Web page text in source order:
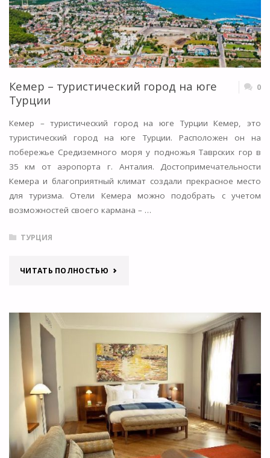
КУРОРТА"
Кемер – туристический город на юге
Турции
0
Кемер – туристический город на юге Турции Кемер, это
туристический город на юге Турции. Расположен он на
побережье Средиземного моря у подножья Таврских гор в
35 км от аэропорта г. Анталия. Достопримечательности
Кемера и благоприятный климат создали прекрасное место
для туризма. Отели Кемера можно подобрать с учетом
возможностей своего кармана – …
ТУРЦИЯ
ЧИТАТЬ ПОЛНОСТЬЮ"КЕМЕР
ГОРОД
НА
ЮГЕ
ТУРЦИИ"